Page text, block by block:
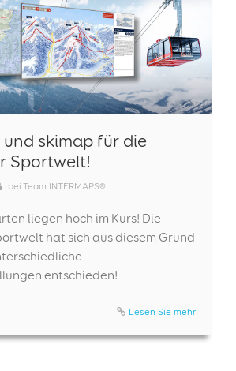
und skimap für die
Sportwelt!
bei Team INTERMAPS®
liegen hoch im Kurs! Die
hat sich aus diesem Grund
entschieden!
Lesen Sie mehr